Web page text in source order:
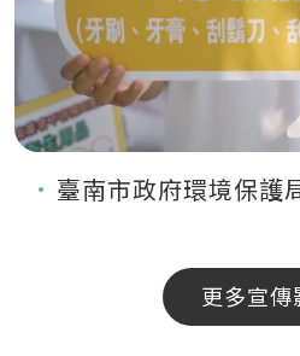
臺南市政府環境保護
更多宣傳